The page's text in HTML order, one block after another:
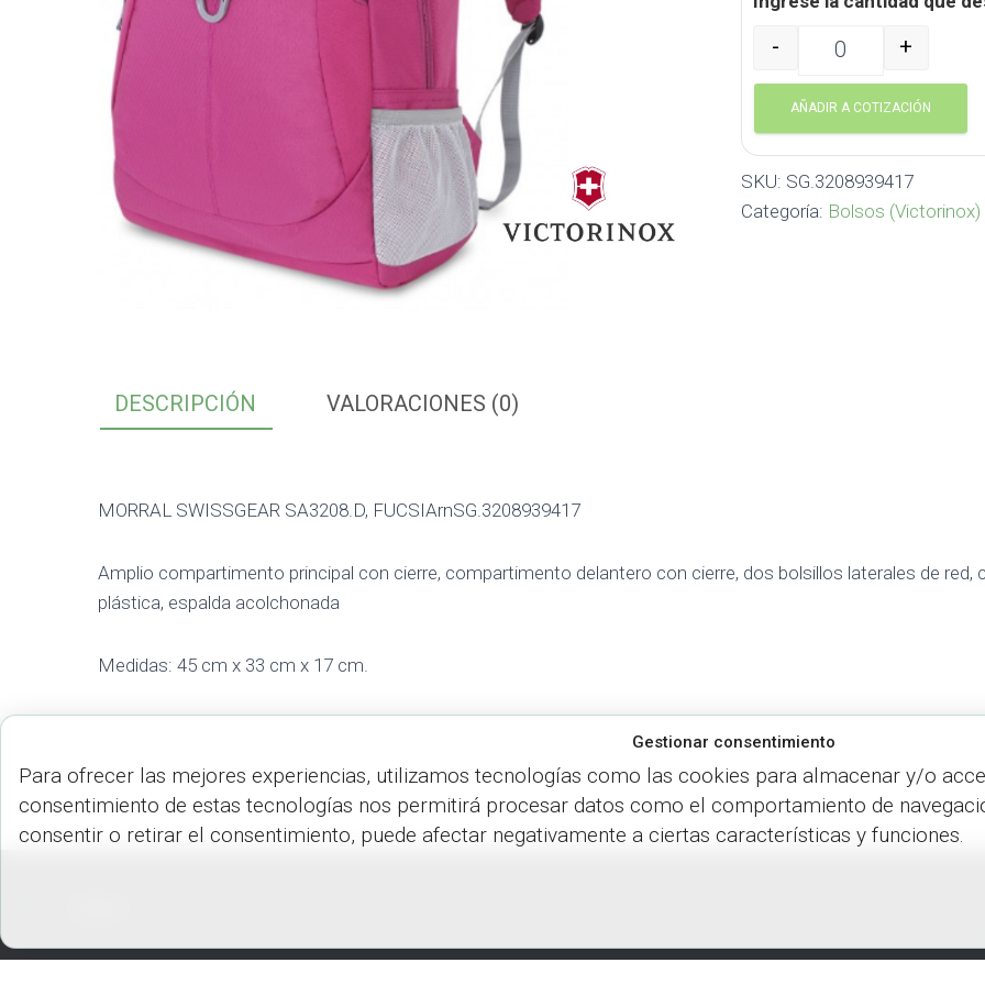
Gestionar consentimiento
Para ofrecer las mejores experiencias, utilizamos tecnologías como las cookies para almacenar y/o
consentimiento de estas tecnologías nos permitirá procesar datos como el comportamiento de
consentir o retirar el consentimiento, puede afectar negativamente a ciertas características y funciones.
MORRAL SWISSGEAR
- +
AÑADIR A COTIZACIÓN
SKU: SG.3208939417
Categoría: Bolsos (Victorinox)
DESCRIPCIÓN VALORACIONES (0)
MORRAL SWISSGEAR SA3208.D, FUCSIArnSG.3208939417
Amplio compartimento principal con cierre, compartimento delantero con cierre, dos bolsillos laterales de
plástica, espalda acolchonada
Medidas: 45 cm x 33 cm x 17 cm.